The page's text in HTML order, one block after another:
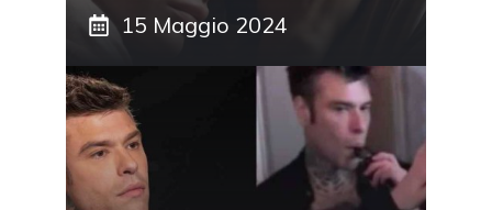
15 Maggio 2024